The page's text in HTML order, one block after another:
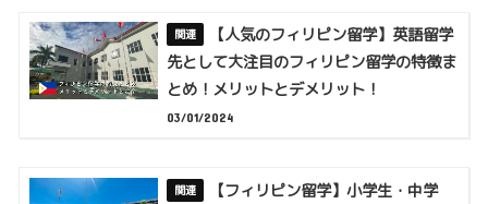
【人気のフィリピン留学】英語留学
先として大注目のフィリピン留学の特徴ま
とめ！メリットとデメリット！
03/01/2024
【フィリピン留学】小学生・中学